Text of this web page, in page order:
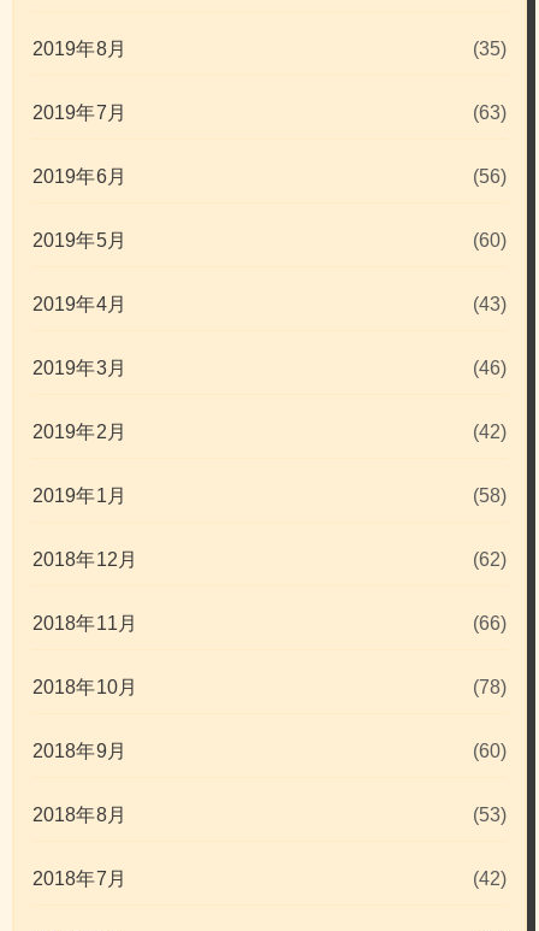
2019年8月 (35)
2019年7月 (63)
2019年6月 (56)
2019年5月 (60)
2019年4月 (43)
2019年3月 (46)
2019年2月 (42)
2019年1月 (58)
2018年12月 (62)
2018年11月 (66)
2018年10月 (78)
2018年9月 (60)
2018年8月 (53)
2018年7月 (42)